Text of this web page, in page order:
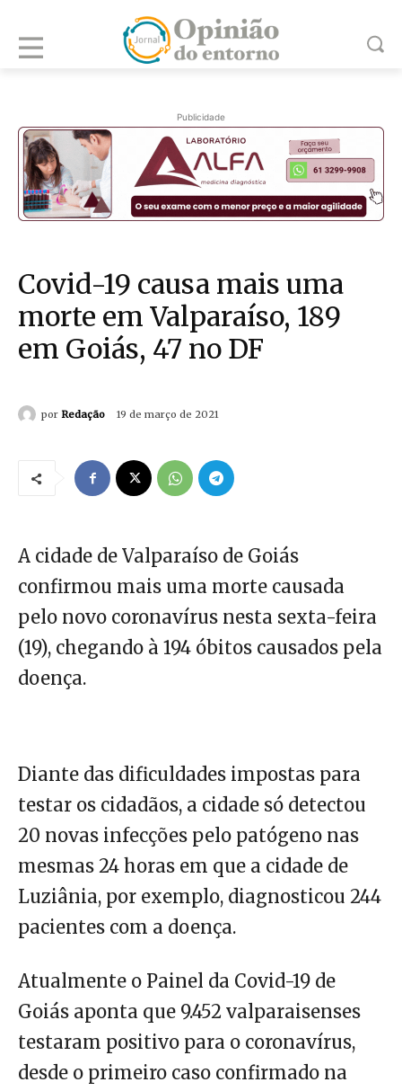
Publicidade
Covid-19 causa mais uma
morte em Valparaíso, 189
em Goiás, 47 no DF
por Redação 19 de março de 2021
A cidade de Valparaíso de Goiás
confirmou mais uma morte causada
pelo novo coronavírus nesta sexta-feira
(19), chegando à 194 óbitos causados pela
doença.
Diante das dificuldades impostas para
testar os cidadãos, a cidade só detectou
20 novas infecções pelo patógeno nas
mesmas 24 horas em que a cidade de
Luziânia, por exemplo, diagnosticou 244
pacientes com a doença.
Atualmente o Painel da Covid-19 de
Goiás aponta que 9.452 valparaisenses
testaram positivo para o coronavírus,
desde o primeiro caso confirmado na